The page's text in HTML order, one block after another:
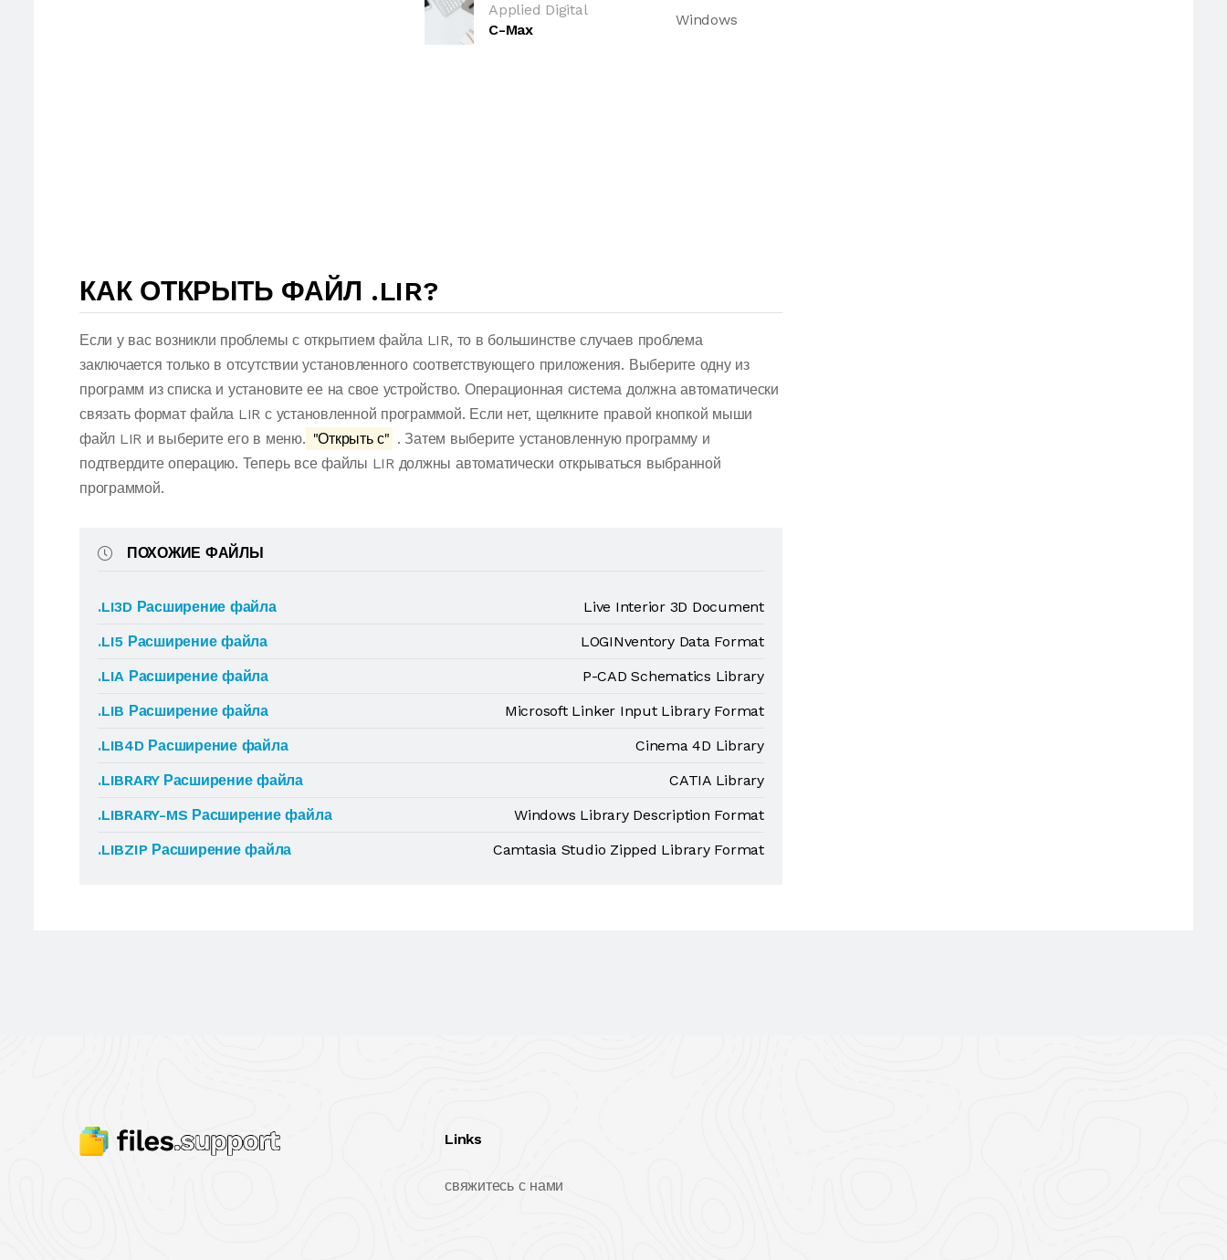
Applied Digital
C-Max
Windows
КАК ОТКРЫТЬ ФАЙЛ .LIR?
Если у вас возникли проблемы с открытием файла LIR, то в большинстве случаев проблема
заключается только в отсутствии установленного соответствующего приложения. Выберите одну из
программ из списка и установите ее на свое устройство. Операционная система должна автоматически
связать формат файла LIR с установленной программой. Если нет, щелкните правой кнопкой мыши
файл LIR и выберите его в меню. "Открыть с" . Затем выберите установленную программу и
подтвердите операцию. Теперь все файлы LIR должны автоматически открываться выбранной
программой.
ПОХОЖИЕ ФАЙЛЫ
.LI3D Расширение файла
Live Interior 3D Document
.LI5 Расширение файла
LOGINventory Data Format
.LIA Расширение файла
P-CAD Schematics Library
.LIB Расширение файла
Microsoft Linker Input Library Format
.LIB4D Расширение файла
Cinema 4D Library
.LIBRARY Расширение файла
CATIA Library
.LIBRARY-MS Расширение файла
Windows Library Description Format
.LIBZIP Расширение файла
Camtasia Studio Zipped Library Format
Links
свяжитесь с нами